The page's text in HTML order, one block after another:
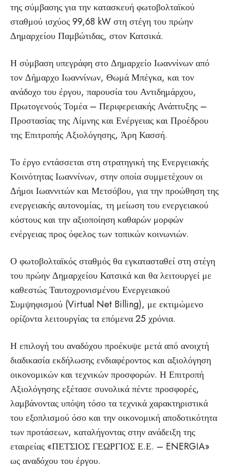
της σύμβασης για την κατασκευή φωτοβολταϊκού
σταθμού ισχύος 99,68 kW στη στέγη του πρώην
Δημαρχείου Παμβώτιδας, στον Κατσικά.
Η σύμβαση υπεγράφη στο Δημαρχείο Ιωαννίνων από
τον Δήμαρχο Ιωαννίνων, Θωμά Μπέγκα, και τον
ανάδοχο του έργου, παρουσία του Αντιδημάρχου,
Πρωτογενούς Τομέα – Περιφερειακής Ανάπτυξης –
Προστασίας της Λίμνης και Ενέργειας και Προέδρου
της Επιτροπής Αξιολόγησης, Άρη Κασσή.
Το έργο εντάσσεται στη στρατηγική της Ενεργειακής
Κοινότητας Ιωαννίνων, στην οποία συμμετέχουν οι
Δήμοι Ιωαννιτών και Μετσόβου, για την προώθηση της
ενεργειακής αυτονομίας, τη μείωση του ενεργειακού
κόστους και την αξιοποίηση καθαρών μορφών
ενέργειας προς όφελος των τοπικών κοινωνιών.
Ο φωτοβολταϊκός σταθμός θα εγκατασταθεί στη στέγη
του πρώην Δημαρχείου Κατσικά και θα λειτουργεί με
καθεστώς Ταυτοχρονισμένου Ενεργειακού
Συμψηφισμού (Virtual Net Billing), με εκτιμώμενο
ορίζοντα λειτουργίας τα επόμενα 25 χρόνια.
Η επιλογή του αναδόχου προέκυψε μετά από ανοιχτή
διαδικασία εκδήλωσης ενδιαφέροντος και αξιολόγηση
οικονομικών και τεχνικών προσφορών. Η Επιτροπή
Αξιολόγησης εξέτασε συνολικά πέντε προσφορές,
λαμβάνοντας υπόψη τόσο τα τεχνικά χαρακτηριστικά
του εξοπλισμού όσο και την οικονομική αποδοτικότητα
των προτάσεων, καταλήγοντας στην ανάδειξη της
εταιρείας «ΠΕΤΣΙΟΣ ΓΕΩΡΓΙΟΣ Ε.Ε. – ENERGIA»
ως αναδόχου του έργου.